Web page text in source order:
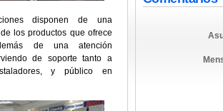
disponen de una
los productos que ofrece
de una atención
de soporte tanto a
y público en